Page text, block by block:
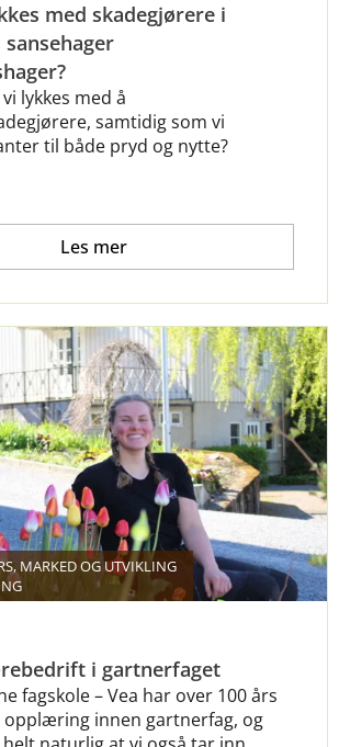
med skadegjørere i
lykkes med å
samtidig som vi
til både pryd og nytte?
Les mer
MARKED OG UTVIKLING
i gartnerfaget
fagskole – Vea har over 100 års
opplæring innen gartnerfag, og